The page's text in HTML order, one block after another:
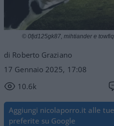
di Roberto Graziano
17 Gennaio 2025, 17:08
10.6k
© 0fjd125gk87, mihtiander e
Aggiungi nicolaporro.it alle
preferite su Google